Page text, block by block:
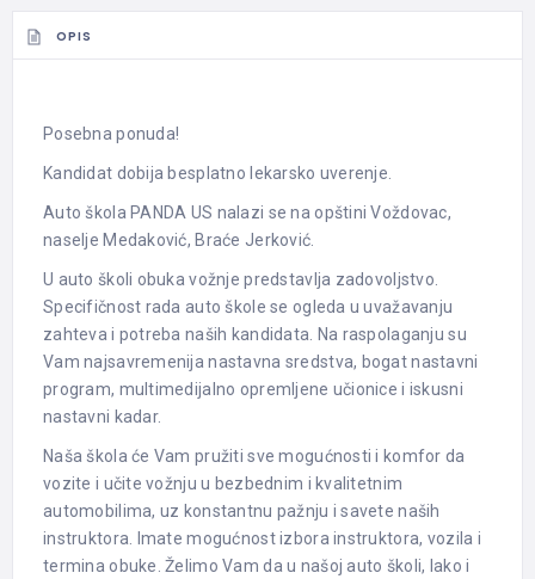
OPIS
Posebna ponuda!
Kandidat dobija besplatno lekarsko uverenje.
Auto škola PANDA US nalazi se na opštini Voždovac,
naselje Medaković, Braće Jerković.
U auto školi obuka vožnje predstavlja zadovoljstvo.
Specifičnost rada auto škole se ogleda u uvažavanju
zahteva i potreba naših kandidata. Na raspolaganju su
Vam najsavremenija nastavna sredstva, bogat nastavni
program, multimedijalno opremljene učionice i iskusni
nastavni kadar.
Naša škola će Vam pružiti sve mogućnosti i komfor da
vozite i učite vožnju u bezbednim i kvalitetnim
automobilima, uz konstantnu pažnju i savete naših
instruktora. Imate mogućnost izbora instruktora, vozila i
termina obuke. Želimo Vam da u našoj auto školi, lako i